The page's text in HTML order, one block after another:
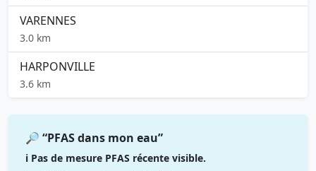
VARENNES
3.0 km
HARPONVILLE
3.6 km
🔎 “PFAS dans mon eau”
ℹ️ Pas de mesure PFAS récente visible.